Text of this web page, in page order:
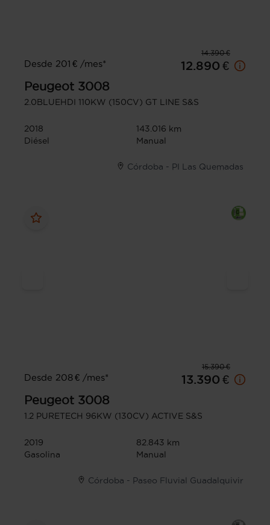
14.390 €
Desde 201 € /mes*
12.890 €
Peugeot 3008
2.0BLUEHDI 110KW (150CV) GT LINE S&S
2018
143.016 km
Diésel
Manual
Córdoba - PI Las Quemadas
15.390 €
Desde 208 € /mes*
13.390 €
Peugeot 3008
1.2 PURETECH 96KW (130CV) ACTIVE S&S
2019
82.843 km
Gasolina
Manual
Córdoba - Paseo Fluvial Guadalquivir